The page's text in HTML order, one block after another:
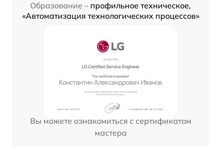
Образование – профильное техническое,
«Автоматизация технологических процессов»
Вы можете ознакомиться с сертификатом
мастера